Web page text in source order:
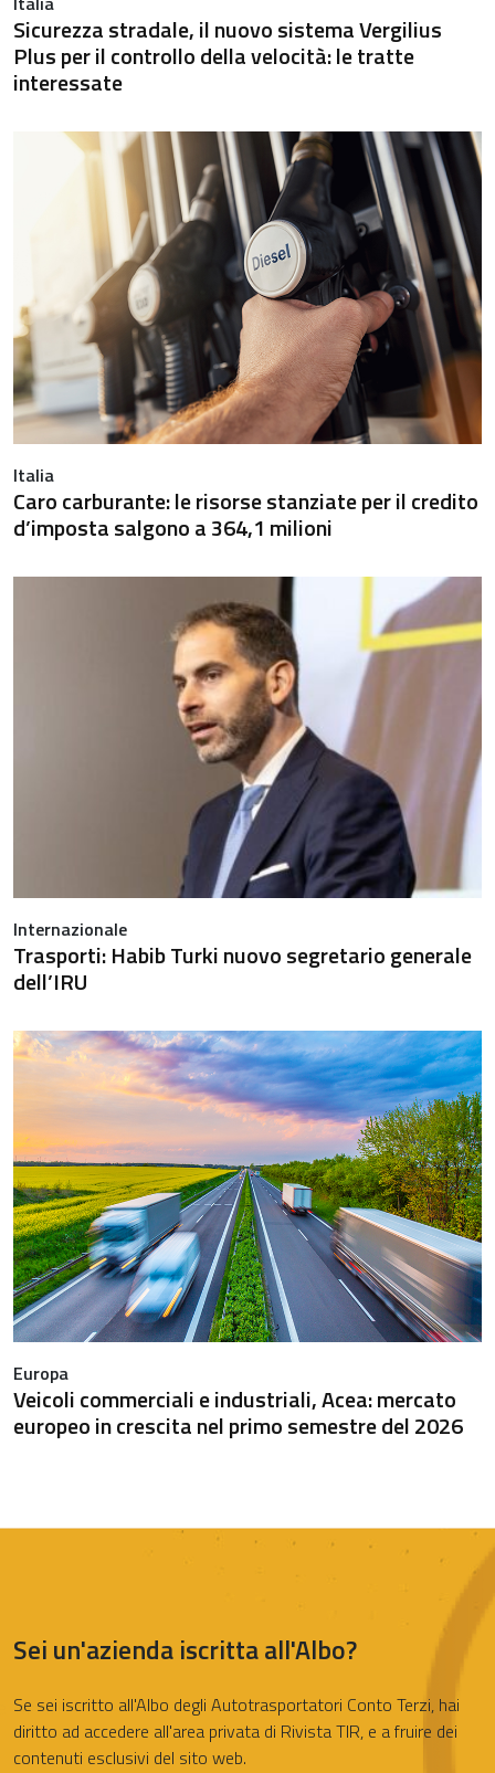
Sicurezza stradale, il nuovo sistema Vergilius
Plus per il controllo della velocità: le tratte
interessate
Italia
Caro carburante: le risorse stanziate per il credito
d’imposta salgono a 364,1 milioni
Internazionale
Trasporti: Habib Turki nuovo segretario generale
dell’IRU
Europa
Veicoli commerciali e industriali, Acea: mercato
europeo in crescita nel primo semestre del 2026
Sei un'azienda iscritta all'Albo?
Se sei iscritto all'Albo degli Autotrasportatori Conto Terzi, hai
diritto ad accedere all'area privata di Rivista TIR, e a fruire dei
contenuti esclusivi del sito web.